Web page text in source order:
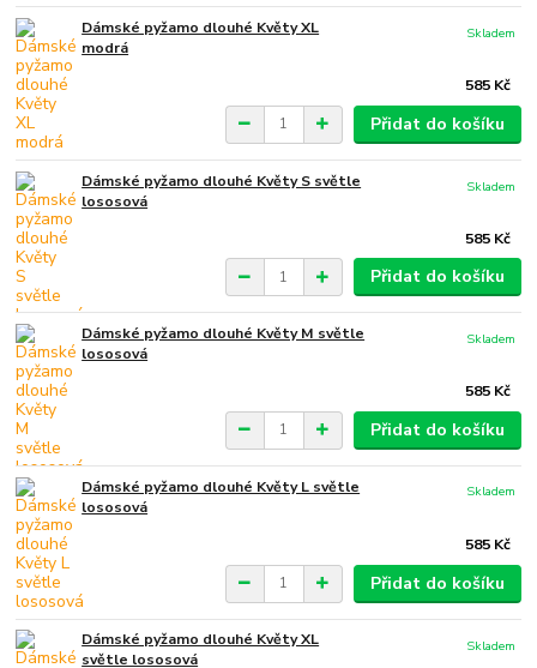
Dámské pyžamo dlouhé Květy XL
modrá
585 Kč
Skladem
Přidat do košíku
Dámské pyžamo dlouhé Květy S světle
lososová
585 Kč
Skladem
Přidat do košíku
Dámské pyžamo dlouhé Květy M světle
lososová
585 Kč
Skladem
Přidat do košíku
Dámské pyžamo dlouhé Květy L světle
lososová
585 Kč
Skladem
Přidat do košíku
Dámské pyžamo dlouhé Květy XL
světle lososová
Skladem